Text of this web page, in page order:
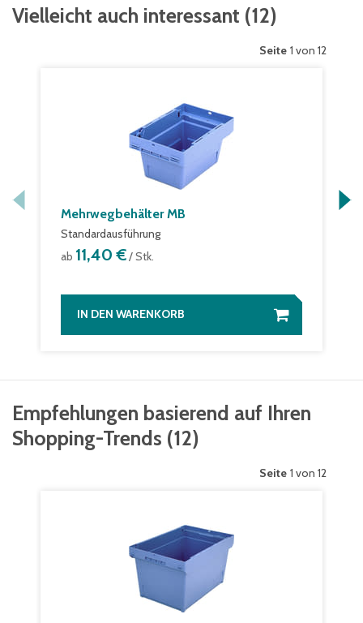
Vielleicht auch interessant (12)
Seite 1 von 12
Mehrwegbehälter MB
Standardausführung
ab 11,40 €/ Stk.
IN DEN WARENKORB
Empfehlungen basierend auf Ihren
Shopping-Trends (12)
Seite 1 von 12